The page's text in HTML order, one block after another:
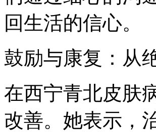
回生活的信心。
鼓励与康复：从
在西宁青北皮肤
改善。她表示，